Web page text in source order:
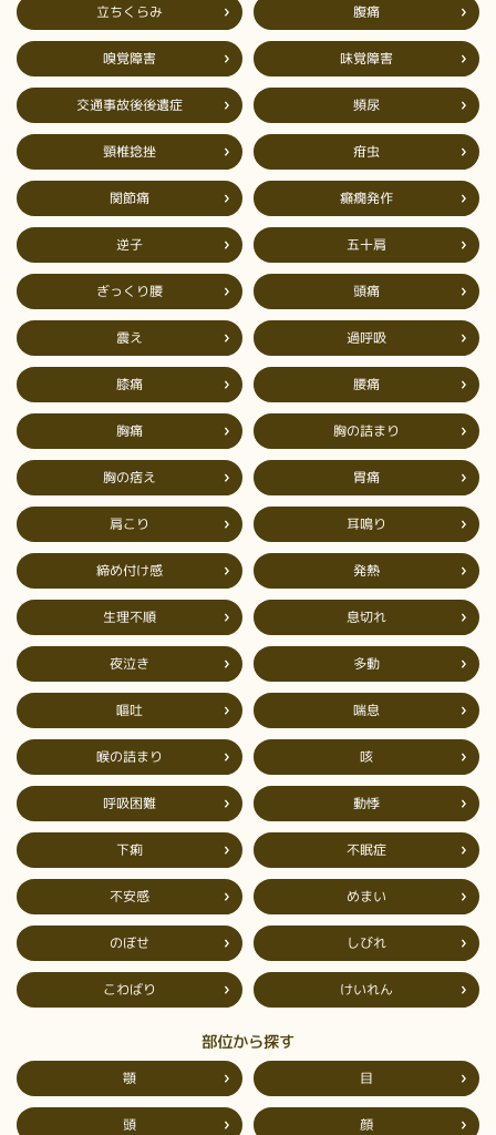
立ちくらみ 腹痛
嗅覚障害 味覚障害
交通事故後後遺症 頻尿
頸椎捻挫 疳虫
関節痛 癲癇発作
逆子 五十肩
ぎっくり腰 頭痛
震え 過呼吸
膝痛 腰痛
胸痛 胸の詰まり
胸の痞え 胃痛
肩こり 耳鳴り
締め付け感 発熱
生理不順 息切れ
夜泣き 多動
嘔吐 喘息
喉の詰まり 咳
呼吸困難 動悸
下痢 不眠症
不安感 めまい
のぼせ しびれ
こわばり けいれん
部位から探す
顎 目
頭 顔